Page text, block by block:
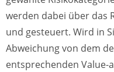
werden dabei über das
und gesteuert. Wird in
Abweichung von dem
entsprechenden Value-